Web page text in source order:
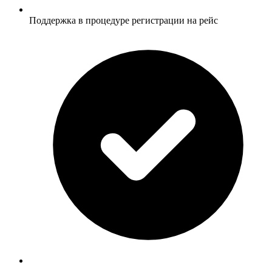
Поддержка в процедуре регистрации на рейс